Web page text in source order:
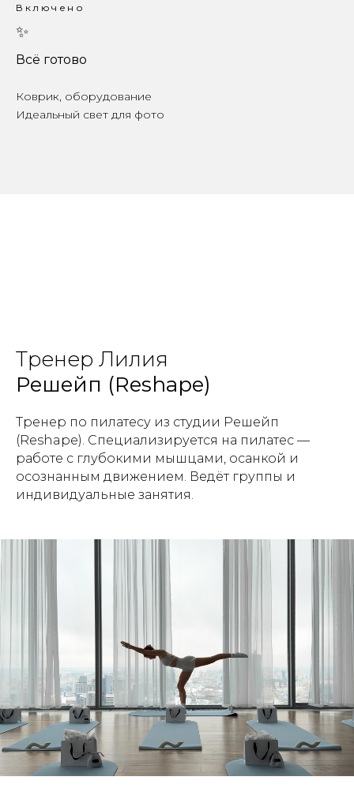
Включено
✨
Всё готово
Коврик, оборудование
Идеальный свет для фото
Тренер Лилия
Решейп (Reshape)
Тренер по пилатесу из студии Решейп
(Reshape). Специализируется на пилатес —
работе с глубокими мышцами, осанкой и
осознанным движением. Ведёт группы и
индивидуальные занятия.